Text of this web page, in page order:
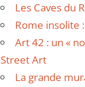
Les Caves du
Rome insolite
Art 42 : un «
Street Art
La grande